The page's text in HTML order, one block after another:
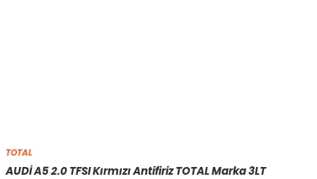
TOTAL
AUDİ A5 2.0 TFSI Kırmızı Antifiriz TOTAL Marka 3LT